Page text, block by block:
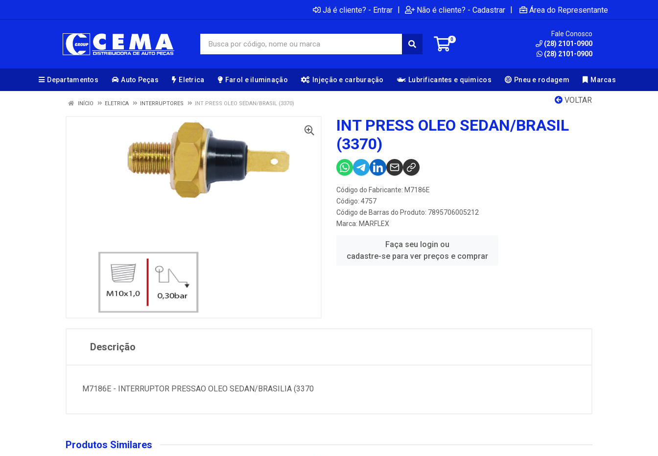
Já é cliente? - Entrar | Não é cliente? - Cadastrar | Área do Representante
0
Fale Conosco
(28) 2101-0900
(28) 2101-0900
Departamentos Auto Peças Eletrica Farol e iluminação Injeção e carburação Lubrificantes e quimicos Pneu e rodagem Marcas
VOLTAR
INÍCIO ELETRICA INTERRUPTORES INT PRESS OLEO SEDAN/BRASIL (3370)
INT PRESS OLEO SEDAN/BRASIL
(3370)
Código do Fabricante: M7186E
Código: 4757
Código de Barras do Produto: 7895706005212
Marca: MARFLEX
Faça seu login ou
cadastre-se para ver preços e comprar
Descrição
M7186E - INTERRUPTOR PRESSAO OLEO SEDAN/BRASILIA (3370
Produtos Similares